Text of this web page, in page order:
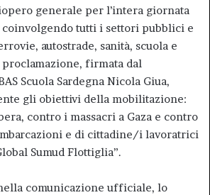
generale per l’intera giornata
coinvolgendo tutti i settori pubblici e
autostrade, sanità, scuola e
firmata dal
Scuola Sardegna Nicola Giua,
gli obiettivi della mobilitazione:
contro i massacri a Gaza e contro
e di cittadine/i lavoratrici
Sumud Flottiglia”.
comunicazione ufficiale, lo